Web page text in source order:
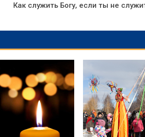
Как служить Богу, если ты не